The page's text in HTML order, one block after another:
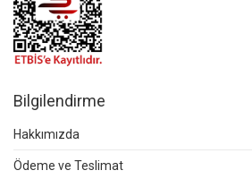
Bilgilendirme
Hakkımızda
Ödeme ve Teslimat